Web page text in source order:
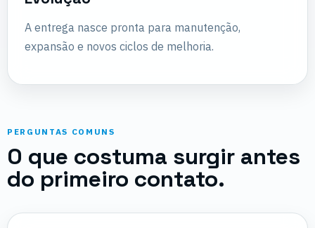
A entrega nasce pronta para manutenção,
expansão e novos ciclos de melhoria.
PERGUNTAS COMUNS
O que costuma surgir antes
do primeiro contato.